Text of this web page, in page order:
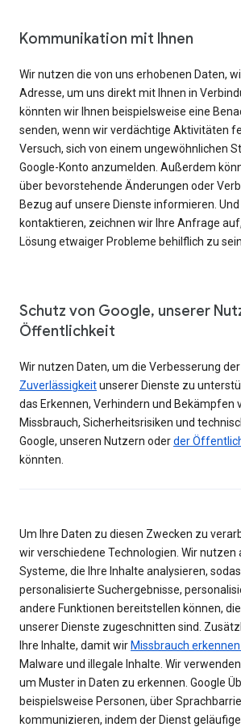
Kommunikation mit Ihnen
Wir nutzen die von uns erhobenen Daten,
Adresse, um uns direkt mit Ihnen in
könnten wir Ihnen beispielsweise eine
senden, wenn wir verdächtige Aktivitäten
Versuch, sich von einem ungewöhnlichen
Google-Konto anzumelden. Außerdem
über bevorstehende Änderungen oder
Bezug auf unsere Dienste informieren. Und
kontaktieren, zeichnen wir Ihre Anfrage
Lösung etwaiger Probleme behilflich zu sein.
Schutz von Google, unserer
Öffentlichkeit
Wir nutzen Daten, um die Verbesserung der
Zuverlässigkeitunserer Dienste zu
das Erkennen, Verhindern und Bekämpfen
Missbrauch, Sicherheitsrisiken und
Google, unseren Nutzern oderder
könnten.
Um Ihre Daten zu diesen Zwecken zu
wir verschiedene Technologien. Wir
Systeme, die Ihre Inhalte analysieren,
personalisierte Suchergebnisse,
andere Funktionen bereitstellen können,
unserer Dienste zugeschnitten sind.
Ihre Inhalte, damit wir Missbrauch
Malware und illegale Inhalte. Wir
um Muster in Daten zu erkennen. Google
beispielsweise Personen, über
kommunizieren, indem der Dienst